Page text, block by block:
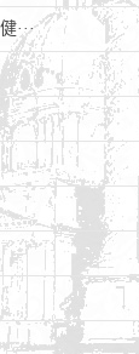
哈尔滨市南岗区东
）：0451 －
···